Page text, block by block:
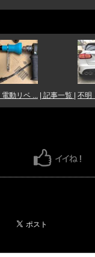
リベ ... | 記事一覧 | 不明